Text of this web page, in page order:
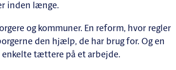
inden længe.
og kommuner. En reform, hvor regler
den hjælp, de har brug for. Og en
tættere på et arbejde.